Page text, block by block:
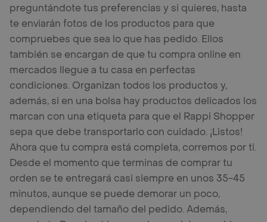
preguntándote tus preferencias y si quieres, hasta
te enviarán fotos de los productos para que
compruebes que sea lo que has pedido. Ellos
también se encargan de que tu compra online en
mercados llegue a tu casa en perfectas
condiciones. Organizan todos los productos y,
además, si en una bolsa hay productos delicados los
marcan con una etiqueta para que el Rappi Shopper
sepa que debe transportarlo con cuidado. ¡Listos!
Ahora que tu compra está completa, corremos por ti.
Desde el momento que terminas de comprar tu
orden se te entregará casi siempre en unos 35-45
minutos, aunque se puede demorar un poco,
dependiendo del tamaño del pedido. Además,